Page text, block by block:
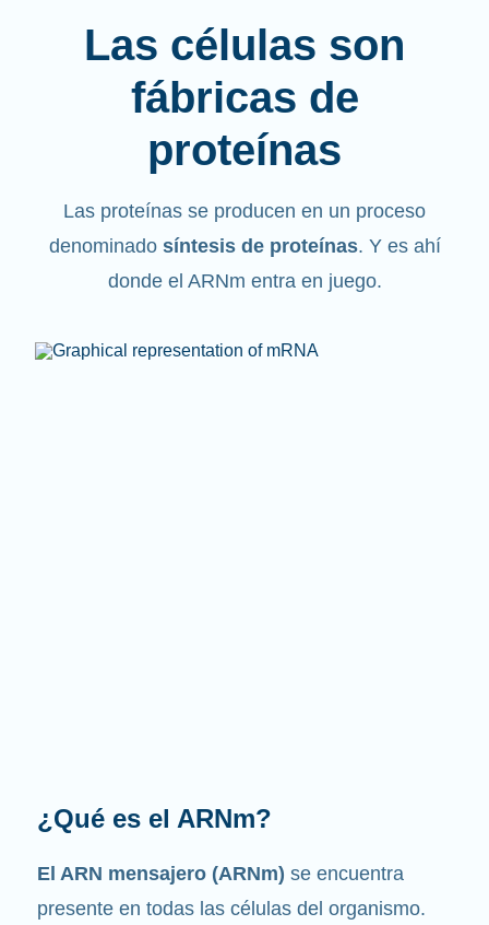
Las células son
fábricas de
proteínas
Las proteínas se producen en un proceso
denominado síntesis de proteínas. Y es ahí
donde el ARNm entra en juego.
¿Cuál es la función que
Como su nombre indica, el ARNm es un